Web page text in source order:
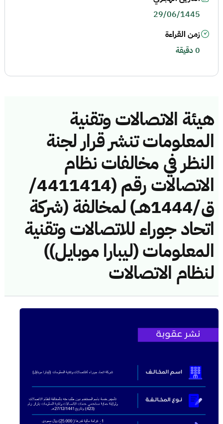
هيئة الاتصالات وتقنية
المعلومات تنشر قرار لجنة
النظر في مخالفات نظام
الاتصالات رقم (4411414/
ق/1444هــ) لمخالفة (شركة
اتحاد جوراء للاتصالات وتقنية
المعلومات (ليبارا موبايل))
لنظام الاتصالات
29/06/1445
زمن القراءة
0 دقيقة